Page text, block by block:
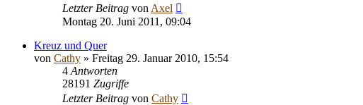
Letzter Beitrag von Axel
Montag 20. Juni 2011, 09:04
Kreuz und Quer
von Cathy » Freitag 29. Januar 2010, 15:54
4 Antworten
28191 Zugriffe
Letzter Beitrag von Cathy